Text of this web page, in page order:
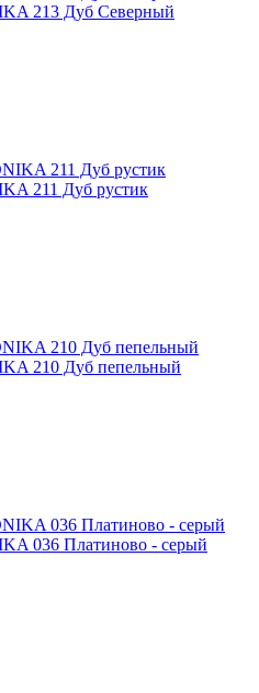
213 Дуб Северный
211 Дуб рустик
210 Дуб пепельный
036 Платиново - серый